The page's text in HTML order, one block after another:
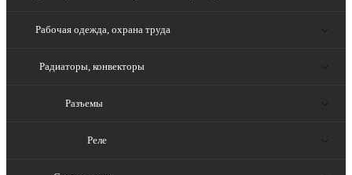
Рабочая одежда, охрана труда
Радиаторы, конвекторы
Разъемы
Реле